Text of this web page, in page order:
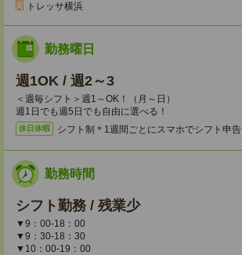
トレッサ横浜
勤務曜日
週1OK / 週2～3
＜週毎シフト＞週1～OK！（月～日）
週1日でも週5日でも自由に選べる！
休日休暇 シフト制＊1週間ごとにスマホでシフト申告
勤務時間
シフト勤務 / 残業少
▼9：00-18：00
▼9：30-18：30
▼10：00-19：00